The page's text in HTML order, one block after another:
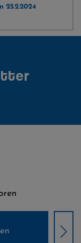
25.2.2024